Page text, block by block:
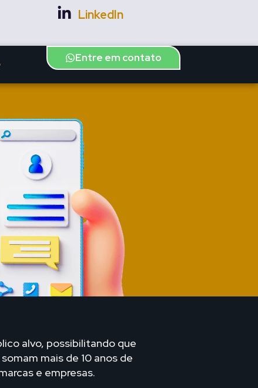
LinkedIn
Entre em contato
alvo, possibilitando que
mais de 10 anos de
e empresas.